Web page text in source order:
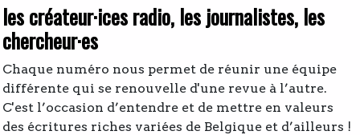
les créateur·ices radio, les journalistes, les
chercheur·es
Chaque numéro nous permet de réunir une équipe
différente qui se renouvelle d'une revue à l’autre.
C'est l’occasion d’entendre et de mettre en valeurs
des écritures riches variées de Belgique et d’ailleurs !